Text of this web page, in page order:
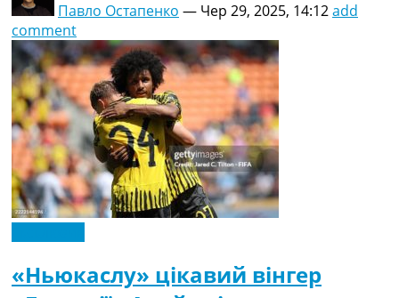
Павло Остапенко — Чер 29, 2025, 14:12add
comment
«Ньюкаслу» цікавий вінгер